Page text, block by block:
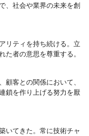
、社会や業界の未来を創
リティを持ち続ける。立
た者の意思を尊重する。
顧客との関係において、
鎖を作り上げる努力を厭
いてきた。常に技術チャ